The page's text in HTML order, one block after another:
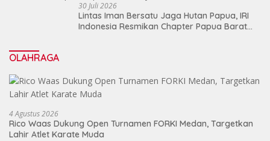
30 Juli 2026
Lintas Iman Bersatu Jaga Hutan Papua, IRI
Indonesia Resmikan Chapter Papua Barat
OLAHRAGA
4 Agustus 2026
Rico Waas Dukung Open Turnamen FORKI Medan, Targetkan
Lahir Atlet Karate Muda